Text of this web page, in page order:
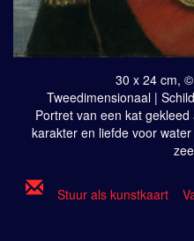
30 x 24 cm,
Tweedimensionaal |
Portret van een kat
karakter en liefde voor
Stuur als kunstkaart